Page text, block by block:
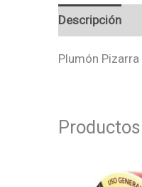
Descripción
Plumón